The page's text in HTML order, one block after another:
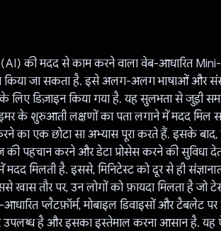
की मदद से काम करने वाला वेब-आधारित
किया जा सकता है. इसे अलग-अलग भाषाओं और
डिज़ाइन किया गया है. यह सुलभता से जुड़ी
के शुरुआती लक्षणों का पता लगाने में मदद मिल
का एक छोटा सा अभ्यास पूरा करते हैं. इसके
पहचान करने और डेटा प्रोसेस करने की सुविधा
मदद मिलती है. इससे, मिनिटेस्ट को दूर से ही
खास तौर पर, उन लोगों को फ़ायदा मिलता है जो
प्लैटफ़ॉर्म, मोबाइल डिवाइसों और टैबलेट
उपलब्ध है और इसका इस्तेमाल करना आसान है.